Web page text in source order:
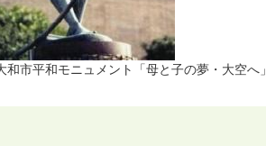
和市平和モニュメント「母と子の夢・大空へ」